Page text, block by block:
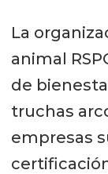
La
animal
de
truchas
empresas